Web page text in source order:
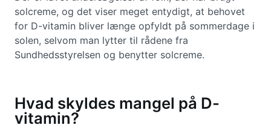
solcreme, og det viser meget entydigt, at behovet
for D-vitamin bliver længe opfyldt på sommerdage i
solen, selvom man lytter til rådene fra
Sundhedsstyrelsen og benytter solcreme.
Hvad skyldes mangel på D-
vitamin?